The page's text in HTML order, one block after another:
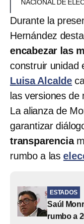
NACIONAL DE
Durante la
Hernández
encabezar las
construir unidad
Luisa Alcalde
las versiones de
La alianza de
garantizar
transparencia
rumbo a las
ESTADOS
Saúl
rumbo a